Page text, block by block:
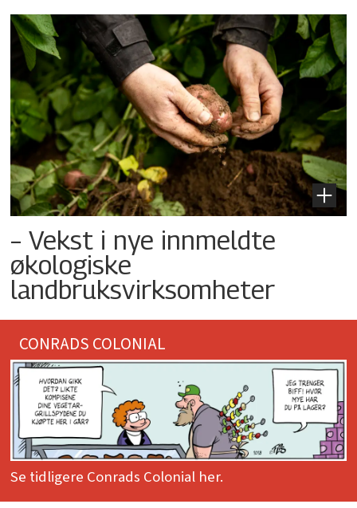
– Vekst i nye innmeldte
økologiske
landbruksvirksomheter
CONRADS COLONIAL
Se tidligere Conrads Colonial her.